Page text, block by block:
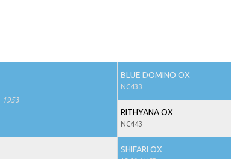
1953
BLUE DOMINO OX
NC433
RITHYANA OX
NC443
SHIFARI OX